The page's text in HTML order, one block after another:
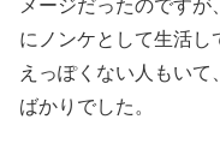
メージだったのです
にノンケとして生活し
えっぽくない人もい
ばかりでした。